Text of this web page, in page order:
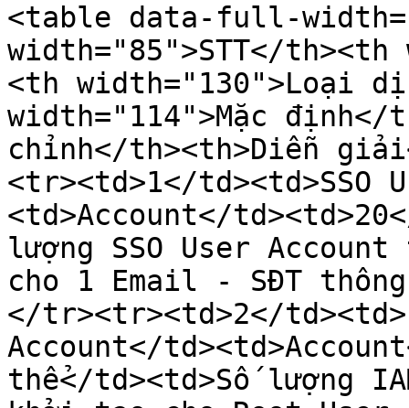
<table data-full-
width="85">STT</
<th width="130">Loại
width="114">Mặc
chỉnh</th><th>Diễn
<tr><td>1</td><td>SSO
<td>Account</
lượng SSO User
cho 1 Email - SĐT
</tr><tr><td>2</
Account</
thể</td><td>Số lượng